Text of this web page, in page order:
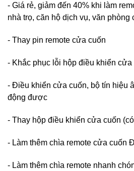
- Giá rẻ, giảm đến 40% khi làm
nhà trọ, căn hộ dịch vụ, văn phòng
- Thay pin remote cửa cuốn
- Khắc phục lỗi hộp điều khiển
- Điều khiển cửa cuốn, bộ tín hiệu
động được
- Thay hộp điều khiển cửa cuốn
- Làm thêm chìa remote cửa cuốn
- Làm thêm chìa remote nhanh